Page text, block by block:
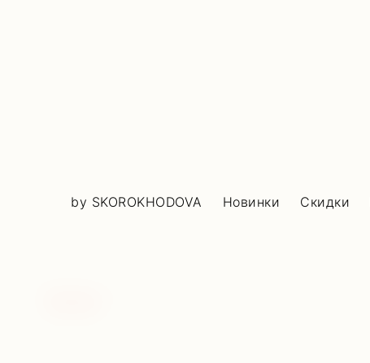
by SKOROKHODOVA Новинки Скидки